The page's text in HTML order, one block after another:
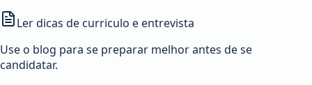
Ler dicas de curriculo e entrevista
Use o blog para se preparar melhor antes de se
candidatar.